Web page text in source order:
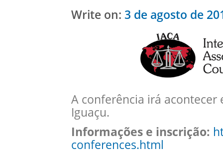
Write on: 3 de agosto de
A conferência irá acontecer
Iguaçu.
Informações e inscrição:
conferences.html